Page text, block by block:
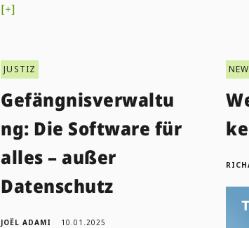
[+]
JUSTIZ
Gefängnisverwaltu
ng: Die Software für
alles – außer
Datenschutz
JOËL ADAMI 10.01.2025